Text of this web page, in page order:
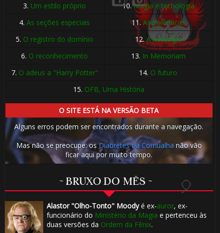
3. Um estilo próprio 10.Magia e tecnologia
4.As seções especiais 11.As polêmicas
5. O registro do domínio 12.A nostalgia
6. O reconhecimento 13. In Memoriam
7. O adeus a "Harry Potter" 14. O futuro
15. OFB, Uma História
O SITE ESTÁ NA VERSÃO BETA
Alguns erros podem ser encontrados durante a navegação.
Mas não se preocupe: osDiabretes da Cornualha não vão
ficar aqui por muito tempo.
~ BRUXO DO MÊS ~
Alastor "Olho-Tonto" Moodyé ex-auror, ex-
funcionário do Ministério da Magia e pertenceu às
duas versões da Ordem da Fênix.
🎂
🎈
🎈